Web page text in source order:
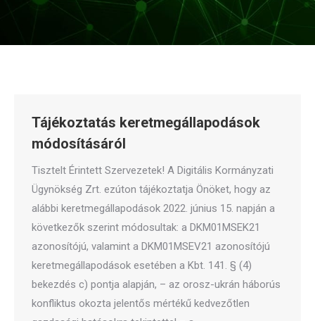
Tájékoztatás keretmegállapodások
módosításáról
Tisztelt Érintett Szervezetek! A Digitális Kormányzati
Ügynökség Zrt. ezúton tájékoztatja Önöket, hogy az
alábbi keretmegállapodások 2022. június 15. napján a
következők szerint módosultak: a DKM01MSEK21
azonosítójú, valamint a DKM01MSEV21 azonosítójú
keretmegállapodások esetében a Kbt. 141. § (4)
bekezdés c) pontja alapján, – az orosz-ukrán háborús
konfliktus okozta jelentős mértékű kedvezőtlen